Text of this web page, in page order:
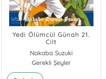
Yedi Ölümcül Günah 21.
Cilt
Nakaba Suzuki
Gerekli Şeyler